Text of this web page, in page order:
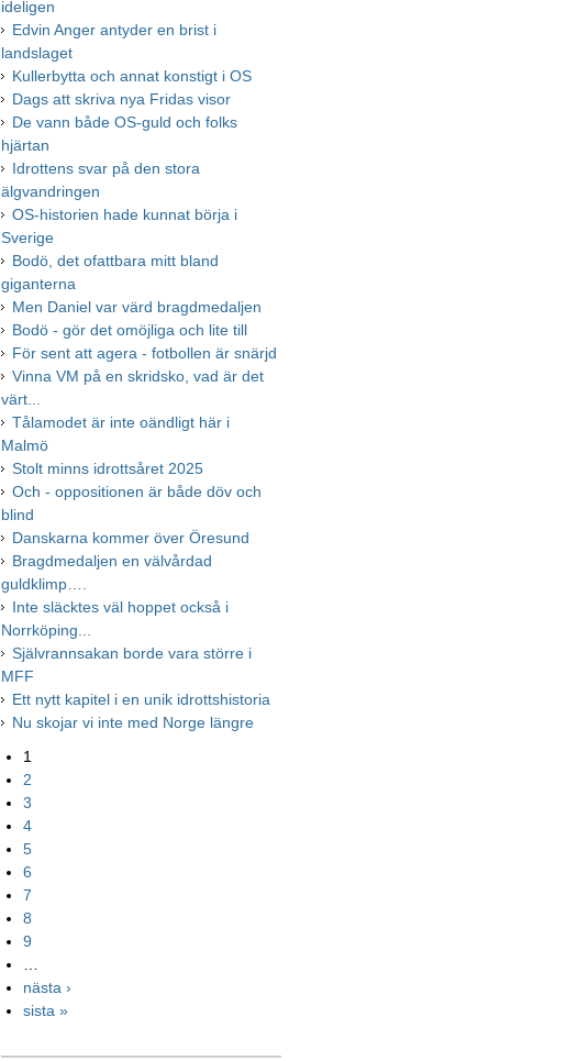
ideligen
Edvin Anger antyder en brist i
landslaget
Kullerbytta och annat konstigt i OS
Dags att skriva nya Fridas visor
De vann både OS-guld och folks
hjärtan
Idrottens svar på den stora
älgvandringen
OS-historien hade kunnat börja i
Sverige
Bodö, det ofattbara mitt bland
giganterna
Men Daniel var värd bragdmedaljen
Bodö - gör det omöjliga och lite till
För sent att agera - fotbollen är snärjd
Vinna VM på en skridsko, vad är det
värt...
Tålamodet är inte oändligt här i
Malmö
Stolt minns idrottsåret 2025
Och - oppositionen är både döv och
blind
Danskarna kommer över Öresund
Bragdmedaljen en välvårdad
guldklimp….
Inte släcktes väl hoppet också i
Norrköping...
Självrannsakan borde vara större i
MFF
Ett nytt kapitel i en unik idrottshistoria
Nu skojar vi inte med Norge längre
1
2
3
4
5
6
7
8
9
…
nästa ›
sista »